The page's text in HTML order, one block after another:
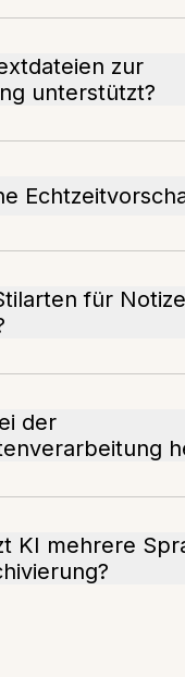
zur
unterstützt?
für
der
KI mehrere